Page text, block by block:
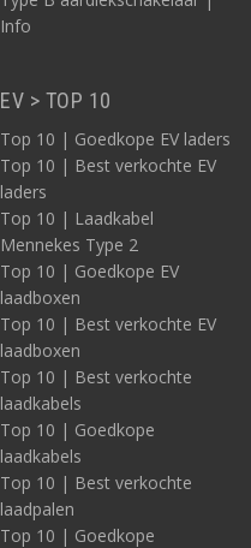
Info
EV > TOP 10
Top 10 | Goedkope EV laders
Top 10 | Best verkochte EV
laders
Top 10 | Laadkabel
Mennekes Type 2
Top 10 | Goedkope EV
laadboxen
Top 10 | Best verkochte EV
laadboxen
Top 10 | Best verkochte
laadkabels
Top 10 | Goedkope
laadkabels
Top 10 | Best verkochte
laadpalen
Top 10 | Goedkope